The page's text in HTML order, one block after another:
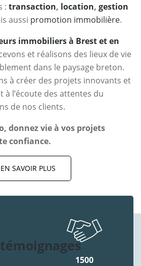
: transaction, location, gestion
aussi promotion immobilière.
immobiliers à Brest et en
et réalisons des lieux de vie
dans le paysage breton.
à créer des projets innovants et
à l’écoute des attentes du
de nos clients.
donnez vie à vos projets
confiance.
EN SAVOIR PLUS
1500